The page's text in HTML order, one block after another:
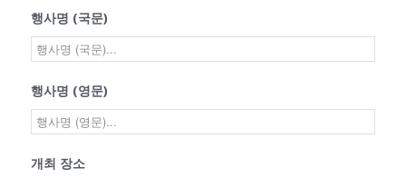
행사명 (국문)
행사명 (영문)
개최 장소